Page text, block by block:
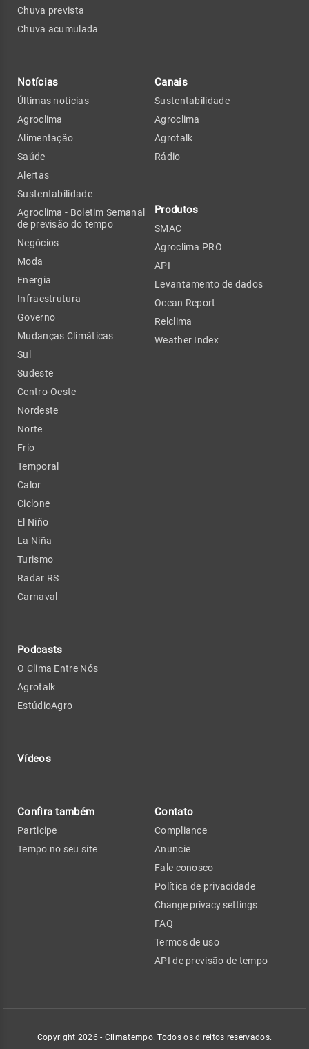
Chuva prevista
Chuva acumulada
Notícias
Últimas notícias
Agroclima
Alimentação
Saúde
Alertas
Sustentabilidade
Agroclima - Boletim Semanal
de previsão do tempo
Negócios
Moda
Energia
Infraestrutura
Governo
Mudanças Climáticas
Sul
Sudeste
Centro-Oeste
Nordeste
Norte
Frio
Temporal
Calor
Ciclone
El Niño
La Niña
Turismo
Radar RS
Carnaval
Podcasts
O Clima Entre Nós
Agrotalk
EstúdioAgro
Vídeos
Canais
Sustentabilidade
Agroclima
Agrotalk
Rádio
Produtos
SMAC
Agroclima PRO
API
Levantamento de dados
Ocean Report
Relclima
Weather Index
Confira também
Participe
Tempo no seu site
Contato
Compliance
Anuncie
Fale conosco
Política de privacidade
Change privacy settings
FAQ
Termos de uso
API de previsão de tempo
Copyright 2026 - Climatempo. Todos os direitos reservados.